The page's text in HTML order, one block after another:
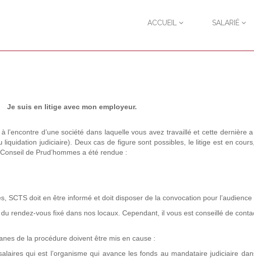
ACCUEIL SALARIÉ
Je suis en litige avec mon employeur.
l’encontre d’une société dans laquelle vous avez travaillé et cette dernière a
liquidation judiciaire). Deux cas de figure sont possibles, le litige est en
de Prud’hommes a été rendue :
SCTS doit en être informé et doit disposer de la convocation pour l’audience
rendez-vous fixé dans nos locaux. Cependant, il vous est conseillé de
de la procédure doivent être mis en cause :
qui est l’organisme qui avance les fonds au mandataire judiciaire